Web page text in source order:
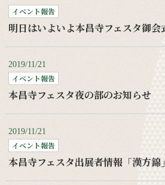
イベント報告
2019/11/21
イベント報告
本昌寺フェスタ夜の部のお知らせ
2019/11/21
イベント報告
本昌寺フェスタ出展者情報「漢方錦」